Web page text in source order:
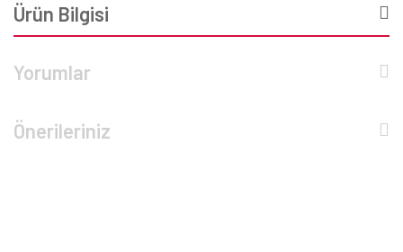
Ürün Bilgisi
Yorumlar
Önerileriniz